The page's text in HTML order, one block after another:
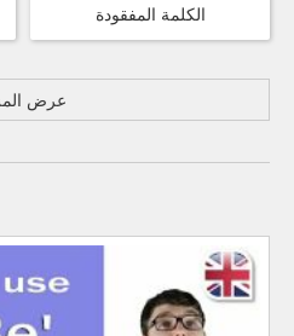
الكلمة المفقودة
عرض